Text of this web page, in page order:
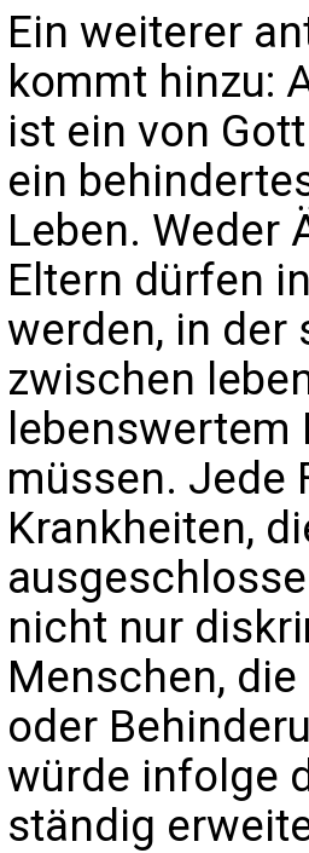
Ein weiterer
kommt hinzu:
ist ein von
ein
Leben. Weder
Eltern dürfen
werden, in der
zwischen
müssen. Jede
Krankheiten,
nicht nur
Menschen,
oder
würde infolge
ständig